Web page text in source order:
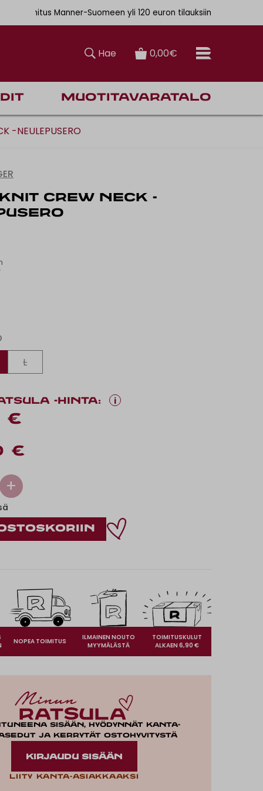
toimitus Manner-Suomeen yli 120 euron tilauksiin
Hae 0,00€
Muotitavaratalo
-NEULEPUSERO
CREW NECK -
L
-HINTA: i
€
€
+
NOPEA TOIMITUS
ILMAINEN NOUTO
MYYMÄLÄSTÄ
TOIMITUSKULUT
ALKAEN 6,90 €
sisään, hyödynnät kanta-
ja kerrytät ostohyvitystä
KIRJAUDU SISÄÄN
Liity kanta-asiakkaaksi